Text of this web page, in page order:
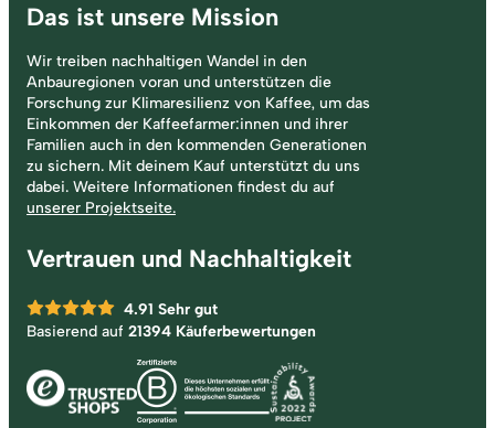
Das ist unsere Mission
Wir treiben nachhaltigen Wandel in den
Anbauregionen voran und unterstützen die
Forschung zur Klimaresilienz von Kaffee, um das
Einkommen der Kaffeefarmer:innen und ihrer
Familien auch in den kommenden Generationen
zu sichern. Mit deinem Kauf unterstützt du uns
dabei. Weitere Informationen findest du auf
unserer Projektseite.
Vertrauen und Nachhaltigkeit
4.91 Sehr gut
Basierend auf 21394 Käuferbewertungen